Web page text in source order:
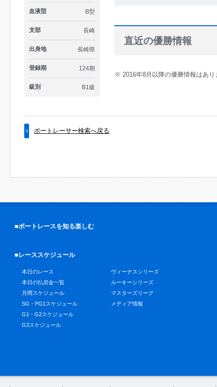
血液型 B型
支部 長崎
出身地 長崎県
登録期 124期
級別 B1級
直近の優勝情報
※ 2016年8月以降の優勝情報はあり
ボートレーサー検索へ戻る
■ボートレースを知る楽しむ
■レーススケジュール
本日のレース
本日の払戻金一覧
月間スケジュール
SG・PG1スケジュール
G1・G2スケジュール
G3スケジュール
ヴィーナスシリーズ
ルーキーシリーズ
マスターズリーグ
メディア情報